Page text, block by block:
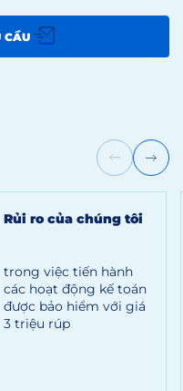
CẦU
Rủi ro của chúng tôi
trong việc tiến hành
các hoạt động kế toán
được bảo hiểm với giá
3 triệu rúp